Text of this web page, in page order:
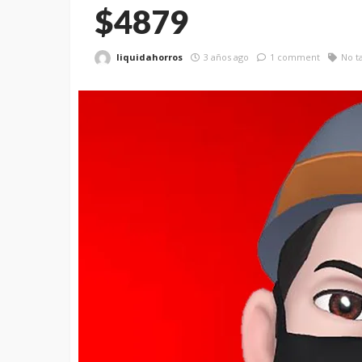
$4879
liquidahorros 3 años ago 1 comment No